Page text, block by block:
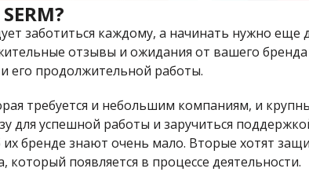
заботиться каждому, а начинать нужно еще
отзывы и ожидания от вашего бренда
и его продолжительной работы.
требуется и небольшим компаниям, и
для успешной работы и заручиться
их бренде знают очень мало. Вторые хотят
который появляется в процессе деятельности.